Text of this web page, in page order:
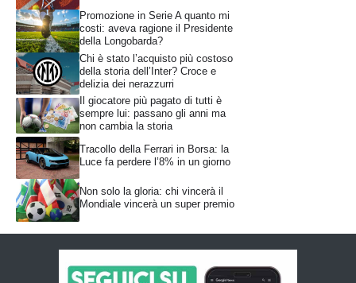
Promozione in Serie A quanto mi
costi: aveva ragione il Presidente
della Longobarda?
Chi è stato l’acquisto più costoso
della storia dell’Inter? Croce e
delizia dei nerazzurri
Il giocatore più pagato di tutti è
sempre lui: passano gli anni ma
non cambia la storia
Tracollo della Ferrari in Borsa: la
Luce fa perdere l’8% in un giorno
Non solo la gloria: chi vincerà il
Mondiale vincerà un super premio